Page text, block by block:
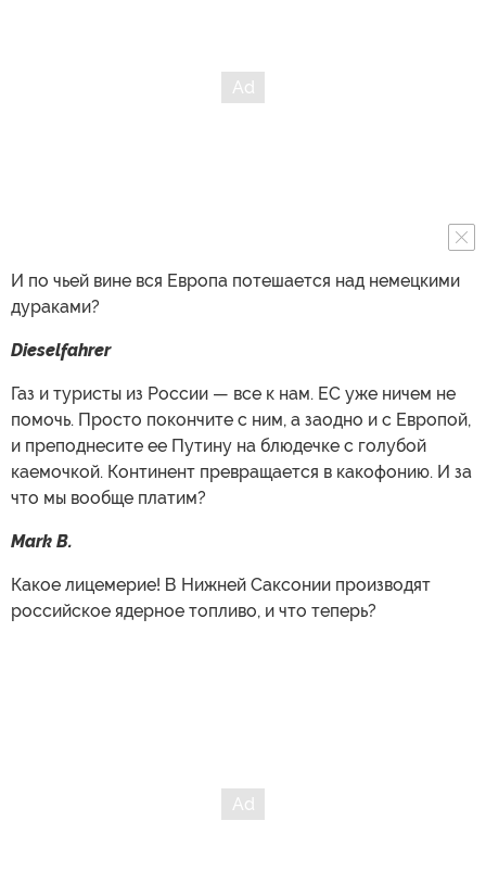
И по чьей вине вся Европа потешается над немецкими
дураками?
Dieselfahrer
Газ и туристы из России — все к нам. ЕС уже ничем не
помочь. Просто покончите с ним, а заодно и с Европой,
и преподнесите ее Путину на блюдечке с голубой
каемочкой. Континент превращается в какофонию. И за
что мы вообще платим?
Mark B.
Какое лицемерие! В Нижней Саксонии производят
российское ядерное топливо, и что теперь?